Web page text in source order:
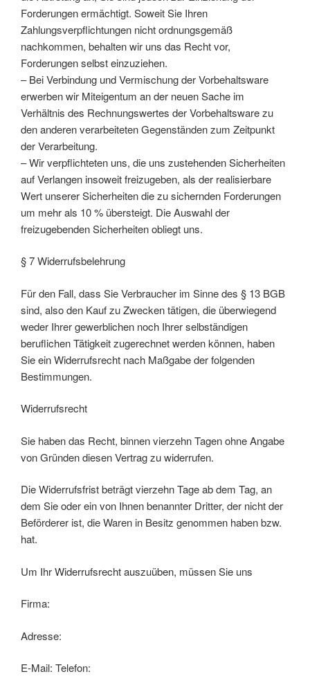
Forderungen ermächtigt. Soweit Sie Ihren
Zahlungsverpflichtungen nicht ordnungsgemäß
nachkommen, behalten wir uns das Recht vor,
Forderungen selbst einzuziehen.
– Bei Verbindung und Vermischung der Vorbehaltsware
erwerben wir Miteigentum an der neuen Sache im
Verhältnis des Rechnungswertes der Vorbehaltsware zu
den anderen verarbeiteten Gegenständen zum Zeitpunkt
der Verarbeitung.
– Wir verpflichteten uns, die uns zustehenden Sicherheiten
auf Verlangen insoweit freizugeben, als der realisierbare
Wert unserer Sicherheiten die zu sichernden Forderungen
um mehr als 10 % übersteigt. Die Auswahl der
freizugebenden Sicherheiten obliegt uns.
§ 7 Widerrufsbelehrung
Für den Fall, dass Sie Verbraucher im Sinne des § 13 BGB
sind, also den Kauf zu Zwecken tätigen, die überwiegend
weder Ihrer gewerblichen noch Ihrer selbständigen
beruflichen Tätigkeit zugerechnet werden können, haben
Sie ein Widerrufsrecht nach Maßgabe der folgenden
Bestimmungen.
Widerrufsrecht
Sie haben das Recht, binnen vierzehn Tagen ohne Angabe
von Gründen diesen Vertrag zu widerrufen.
Die Widerrufsfrist beträgt vierzehn Tage ab dem Tag, an
dem Sie oder ein von Ihnen benannter Dritter, der nicht der
Beförderer ist, die Waren in Besitz genommen haben bzw.
hat.
Um Ihr Widerrufsrecht auszuüben, müssen Sie uns
Firma:
Adresse:
E-Mail: Telefon: